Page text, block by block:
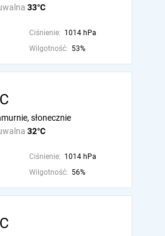
33°C
Ciśnienie: 1014 hPa
Wilgotność: 53%
32°C
słonecznie
Ciśnienie: 1014 hPa
Wilgotność: 56%